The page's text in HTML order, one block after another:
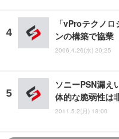
「vProテクノ
ンの構築で協業
2006.4.26(水) 20:25
ソニーPSN漏え
体的な脆弱性は
2011.5.2(月) 18:00